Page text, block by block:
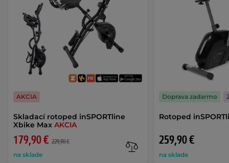
Skladací rotoped inSPORTline
Xbike Max AKCIA
179,90 € 229,90 €
na sklade
AKCIA
Rotoped
259,90 €
na sklade
Doprava zadarmo